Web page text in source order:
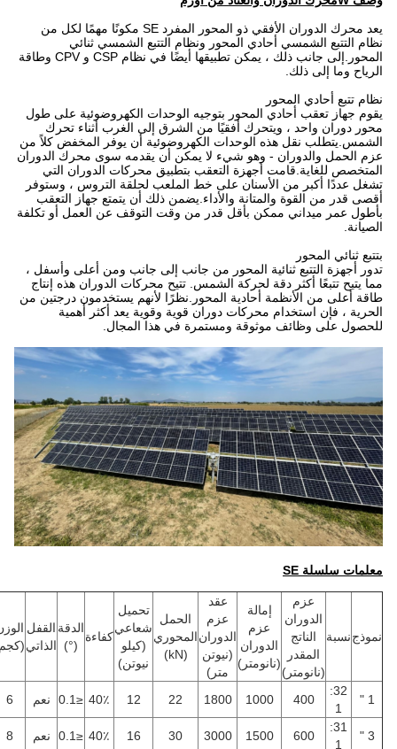
يعد محرك الدوران الأفقي ذو المحور المفرد SE مكونًا مهمًا لكل من
نظام التتبع الشمسي أحادي المحور ونظام التتبع الشمسي ثنائي
المحور.إلى جانب ذلك ، يمكن تطبيقها أيضًا في نظام CSP و CPV وطاقة
الرياح وما إلى ذلك.
نظام تتبع أحادي المحور
يقوم جهاز تعقب أحادي المحور بتوجيه الوحدات الكهروضوئية على طول
محور دوران واحد ، ويتحرك أفقيًا من الشرق إلى الغرب أثناء تحرك
الشمس.يتطلب نقل هذه الوحدات الكهروضوئية أن يوفر المخفض كلاً من
عزم الحمل والدوران - وهو شيء لا يمكن أن يقدمه سوى محرك الدوران
المتخصص للغاية.قامت أجهزة التعقب بتطبيق محركات الدوران التي
تشغل عددًا أكبر من الأسنان على خط الملعب لحلقة التروس ، وستوفر
أقصى قدر من القوة والمتانة والأداء.يضمن ذلك أن يتمتع جهاز التعقب
بأطول عمر ميداني ممكن بأقل قدر من وقت التوقف عن العمل أو تكلفة
الصيانة.
بتتبع ثنائي المحور
تدور أجهزة التتبع ثنائية المحور من جانب إلى جانب ومن أعلى وأسفل ،
مما يتيح تتبعًا أكثر دقة لحركة الشمس. تتيح محركات الدوران هذه إنتاج
طاقة أعلى من الأنظمة أحادية المحور.نظرًا لأنهم يستخدمون درجتين من
الحرية ، فإن استخدام محركات دوران قوية وقوية يعد أكثر أهمية
للحصول على وظائف موثوقة ومستمرة في هذا المجال.
معلمات سلسلة SE
نموذج نسبة
عزم
الدوران
الناتج
المقدر
(نانومتر)
إمالة
عزم
الدوران
(نانومتر)
عقد
عزم
الدوران
(نيوتن
متر)
الحمل
المحوري
تحميل
شعاعي
(كيلو
نيوتن)
كفاءة
الدقة
(°)
القفل
الذاتي
الوزن
(كجم)
32:
400
1000
1800
22
12 40٪ ≤0.1 نعم
31:
600
1500
3000
30
16 40٪ ≤0.1 نعم